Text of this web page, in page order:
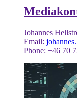
Johannes
Email:
Phone: +46 70